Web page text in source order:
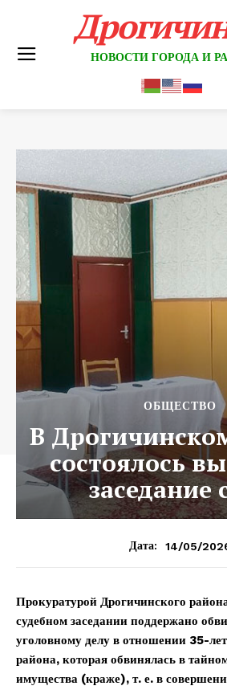
НОВОСТИ ГОРОДА И
ОБЩЕСТВО
В
состоялось
заседание
Дата: 14/05/
Прокуратурой Дрогичинского
судебном заседании поддержано
уголовному делу в отношении 35-
района, которая обвинялась в
имущества (краже), т. е. в